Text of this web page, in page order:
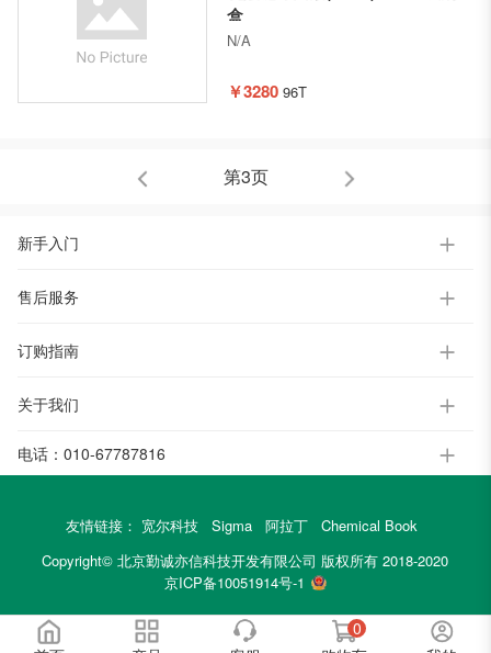
盒
N/A
￥3280 96T
第3页
新手入门
售后服务
订购指南
关于我们
电话： 010-67787816
友情链接： 宽尔科技 Sigma 阿拉丁
Chemical Book
Copyright© 北京勤诚亦信科技开发有限公司 版权所有 2018-2020
京ICP备10051914号-1
0